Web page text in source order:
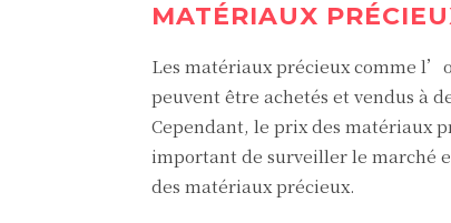
MATÉRIAUX
Les matériaux précieux comme
peuvent être achetés et vendus à
Cependant, le prix des matériaux
important de surveiller le marché
des matériaux précieux.